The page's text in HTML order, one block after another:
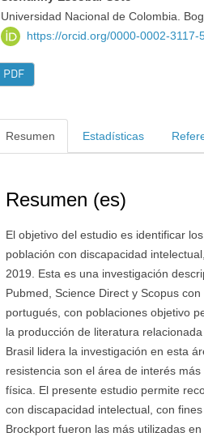
Universidad Nacional de Colombia.
https://orcid.org/0000-0002-3117-
PDF
Resumen Estadísticas
Resumen (es)
El objetivo del estudio es identificar
población con discapacidad
2019. Esta es una investigación
Pubmed, Science Direct y Scopus
portugués, con poblaciones objetivo
la producción de literatura
Brasil lidera la investigación en esta
resistencia son el área de interés
física. El presente estudio permite
con discapacidad intelectual, con
Brockport fueron las más utilizadas